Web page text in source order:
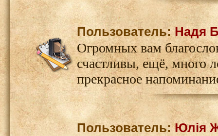
Пользователь:Надя
Огромных вам
счастливы, ещё, много
прекрасное
Пользователь:Юлія